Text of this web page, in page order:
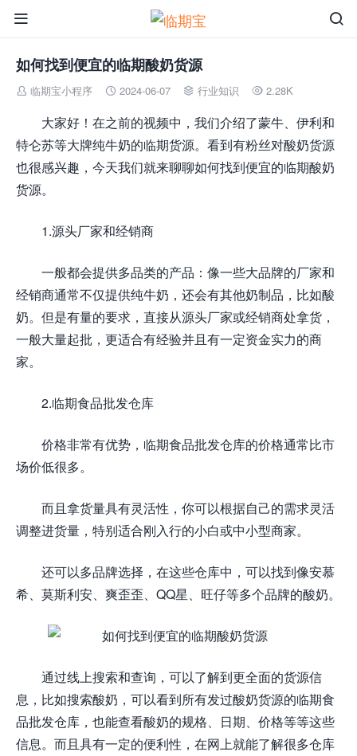


如何找到便宜的临期酸奶货源
 临期宝小程序  2024-06-07  行业知识  2.28K
大家好！在之前的视频中，我们介绍了蒙牛、伊利和
特仑苏等大牌纯牛奶的临期货源。看到有粉丝对酸奶货源
也很感兴趣，今天我们就来聊聊如何找到便宜的临期酸奶
货源。
1.源头厂家和经销商
一般都会提供多品类的产品：像一些大品牌的厂家和
经销商通常不仅提供纯牛奶，还会有其他奶制品，比如酸
奶。但是有量的要求，直接从源头厂家或经销商处拿货，
一般大量起批，更适合有经验并且有一定资金实力的商
家。
2.临期食品批发仓库
价格非常有优势，临期食品批发仓库的价格通常比市
场价低很多。
而且拿货量具有灵活性，你可以根据自己的需求灵活
调整进货量，特别适合刚入行的小白或中小型商家。
还可以多品牌选择，在这些仓库中，可以找到像安慕
希、莫斯利安、爽歪歪、QQ星、旺仔等多个品牌的酸奶。
通过线上搜索和查询，可以了解到更全面的货源信
息，比如搜索酸奶，可以看到所有发过酸奶货源的临期食
品批发仓库，也能查看酸奶的规格、日期、价格等等这些
信息。而且具有一定的便利性，在网上就能了解很多仓库